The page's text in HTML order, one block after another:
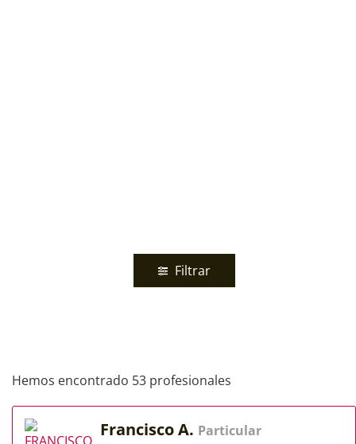
Filtrar
Hemos encontrado 53 profesionales
Francisco A. Particular